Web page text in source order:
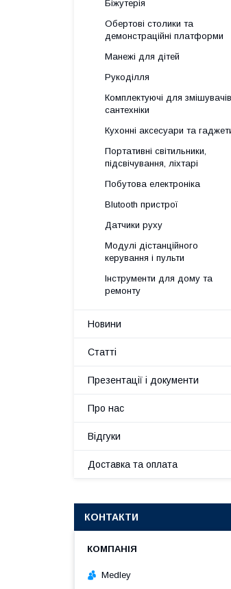
Біжутерія
Обертові столики та
демонстраційні платформи
Манежі для дітей
Рукоділля
Комплектуючі для
сантехніки
Кухонні аксесуари та
Портативні світильники,
підсвічування, ліхтарі
Побутова електроніка
Blutooth пристрої
Датчики руху
Модулі дістанційного
керування і пульти
Інструменти для дому та
ремонту
Новини
Статті
Презентації і документи
Про нас
Відгуки
Доставка та оплата
КОНТАКТИ
Medley